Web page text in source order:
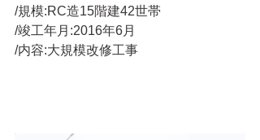
/規模:RC造15階建42世帯
/竣工年月:2016年6月
/内容:大規模改修工事